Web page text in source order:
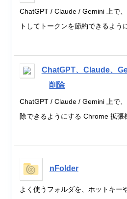
ChatGPT / Claude / Gemini 上で
トしてトークンを節約できるよう
ChatGPT、Claude、
削除
ChatGPT / Claude / Gemini 上で
除できるようにする Chrome 拡張
nFolder
よく使うフォルダを、ホットキー